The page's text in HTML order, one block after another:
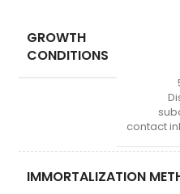
GROWTH
CONDITIONS
contact
IMMORTALIZATION